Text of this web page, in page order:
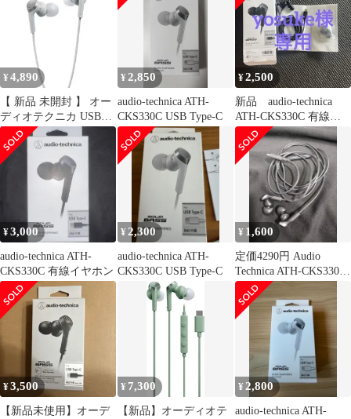
¥ 4,890
【 新品 未開封 】 オー
ディオテクニカ USBタ
イプCイヤホン ホワイ
ト [USB] ATH-CKS330C
WH 未使用 送料無料
¥ 2,850
audio-technica ATH-
CKS330C USB Type-C
¥2,500
新品 audio-technica
ATH-CKS330C 有線イ
ヤホン
¥3,000
audio-technica ATH-
CKS330C 有線イヤホン
¥ 2,300
audio-technica ATH-
CKS330C USB Type-C
¥ 1,600
定価4290円 Audio
Technica ATH-CKS330C
BK
¥3,500
【新品未使用】オーデ
¥ 7,300
【新品】オーディオテ
¥2,800
audio-technica ATH-